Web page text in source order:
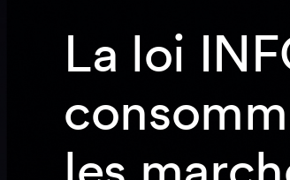
La loi